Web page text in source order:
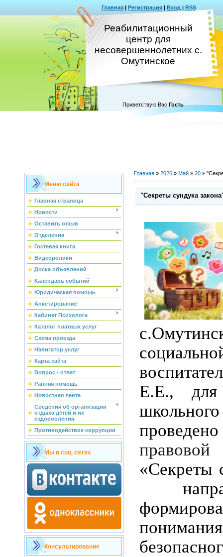
Главная | Регистрация | Вход | RSS
Реабилитационный
центр для
несовершеннолетних с.
Омутинское
Приветствую Вас Гость
Меню сайта
Главная страница
Новости
Оставить отзыв
Отделения
Гостевая книга
Видеоролики
Доска объявлений
Календарь событий
Юридическая помощь
Анкетирование
Кабинет Психолога
Каталог платных услуг
Схема проезда
Навигатор услуг
Карта сайта
Вопрос - ответ
Ранняя помощь
Новостная лента
Сведения об организации
отдыха детей и их
оздоровления
Противодействие коррупции
Мы в соц. сетях
Консультирование
Главная » 2026 » Май » 20 »
"Секреты сундука
Е.Е., для
«Секреты